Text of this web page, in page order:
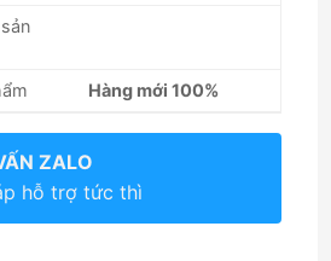
Hàng mới 100%
ZALO
hỗ trợ tức thì